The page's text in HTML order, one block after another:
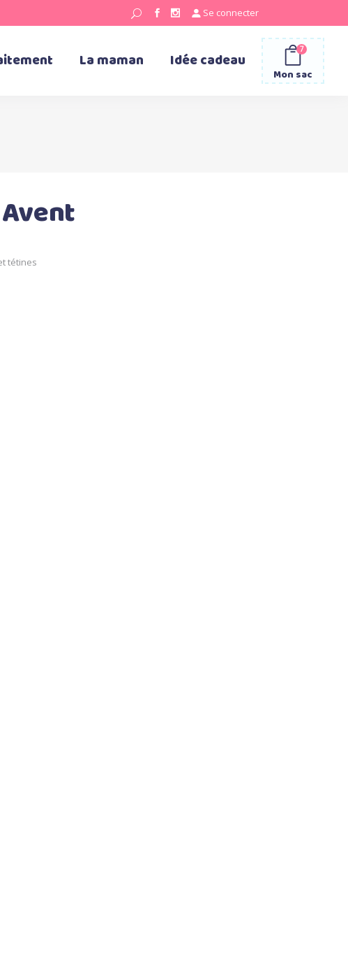
Se connecter
La maman Idée cadeau
Mon sac
7
tétines